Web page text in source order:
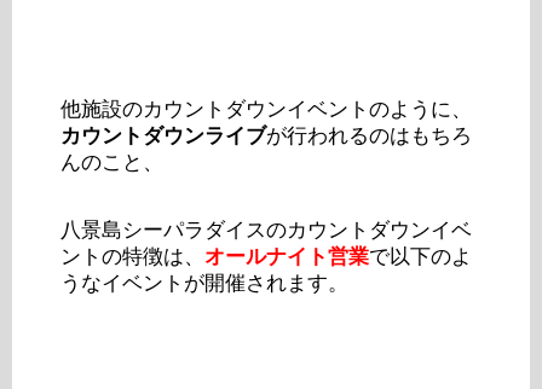
他施設のカウントダウンイベントのように、
カウントダウンライブが行われるのはもちろ
んのこと、
八景島シーパラダイスのカウントダウンイベ
ントの特徴は、 オールナイト営業で以下のよ
うなイベントが開催されます。